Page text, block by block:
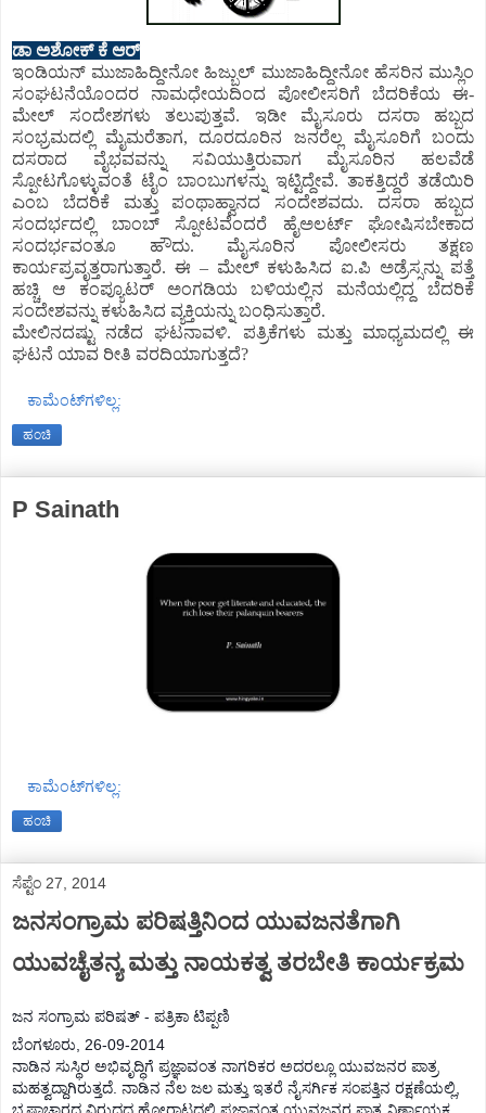
ಡಾ ಅಶೋಕ್ ಕೆ ಆರ್
ಇಂಡಿಯನ್ ಮುಜಾಹಿದ್ದೀನೋ ಹಿಜ್ಬುಲ್ ಮುಜಾಹಿದ್ದೀನೋ ಹೆಸರಿನ ಮುಸ್ಲಿಂ
ಸಂಘಟನೆಯೊಂದರ ನಾಮಧೇಯದಿಂದ ಪೋಲೀಸರಿಗೆ ಬೆದರಿಕೆಯ ಈ-
ಮೇಲ್ ಸಂದೇಶಗಳು ತಲುಪುತ್ತವೆ. ಇಡೀ ಮೈಸೂರು ದಸರಾ ಹಬ್ಬದ
ಸಂಭ್ರಮದಲ್ಲಿ ಮೈಮರೆತಾಗ, ದೂರದೂರಿನ ಜನರೆಲ್ಲ ಮೈಸೂರಿಗೆ ಬಂದು
ದಸರಾದ ವೈಭವವನ್ನು ಸವಿಯುತ್ತಿರುವಾಗ ಮೈಸೂರಿನ ಹಲವೆಡೆ
ಸ್ಪೋಟಗೊಳ್ಳುವಂತೆ ಟೈಂ ಬಾಂಬುಗಳನ್ನು ಇಟ್ಟಿದ್ದೇವೆ. ತಾಕತ್ತಿದ್ದರೆ ತಡೆಯಿರಿ
ಎಂಬ ಬೆದರಿಕೆ ಮತ್ತು ಪಂಥಾಹ್ವಾನದ ಸಂದೇಶವದು. ದಸರಾ ಹಬ್ಬದ
ಸಂದರ್ಭದಲ್ಲಿ ಬಾಂಬ್ ಸ್ಪೋಟವೆಂದರೆ ಹೈಅಲರ್ಟ್ ಘೋಷಿಸಬೇಕಾದ
ಸಂದರ್ಭವಂತೂ ಹೌದು. ಮೈಸೂರಿನ ಪೋಲೀಸರು ತಕ್ಷಣ
ಕಾರ್ಯಪ್ರವೃತ್ತರಾಗುತ್ತಾರೆ. ಈ – ಮೇಲ್ ಕಳುಹಿಸಿದ ಐ.ಪಿ ಅಡ್ರೆಸ್ಸನ್ನು ಪತ್ತೆ
ಹಚ್ಚಿ ಆ ಕಂಪ್ಯೂಟರ್ ಅಂಗಡಿಯ ಬಳಿಯಲ್ಲಿನ ಮನೆಯಲ್ಲಿದ್ದ ಬೆದರಿಕೆ
ಸಂದೇಶವನ್ನು ಕಳುಹಿಸಿದ ವ್ಯಕ್ತಿಯನ್ನು ಬಂಧಿಸುತ್ತಾರೆ.
ಮೇಲಿನದಷ್ಟು ನಡೆದ ಘಟನಾವಳಿ. ಪತ್ರಿಕೆಗಳು ಮತ್ತು ಮಾಧ್ಯಮದಲ್ಲಿ ಈ
ಘಟನೆ ಯಾವ ರೀತಿ ವರದಿಯಾಗುತ್ತದೆ?
ಕಾಮೆಂಟ್‌ಗಳಿಲ್ಲ:
ಹಂಚಿ
P Sainath
ಕಾಮೆಂಟ್‌ಗಳಿಲ್ಲ:
ಹಂಚಿ
ಸೆಪ್ಟೆಂ 27, 2014
ಜನಸಂಗ್ರಾಮ ಪರಿಷತ್ತಿನಿಂದ ಯುವಜನತೆಗಾಗಿ
ಯುವಚೈತನ್ಯ ಮತ್ತು ನಾಯಕತ್ವ ತರಬೇತಿ ಕಾರ್ಯಕ್ರಮ
ಜನ ಸಂಗ್ರಾಮ ಪರಿಷತ್ - ಪತ್ರಿಕಾ ಟಿಪ್ಪಣಿ
ಬೆಂಗಳೂರು, 26-09-2014
ನಾಡಿನ ಸುಸ್ಥಿರ ಅಭಿವೃದ್ಧಿಗೆ ಪ್ರಜ್ಞಾವಂತ ನಾಗರಿಕರ ಅದರಲ್ಲೂ ಯುವಜನರ ಪಾತ್ರ
ಮಹತ್ವದ್ದಾಗಿರುತ್ತದೆ. ನಾಡಿನ ನೆಲ ಜಲ ಮತ್ತು ಇತರೆ ನೈಸರ್ಗಿಕ ಸಂಪತ್ತಿನ ರಕ್ಷಣೆಯಲ್ಲಿ,
ಭ್ರಷ್ಟಾಚಾರದ ವಿರುದ್ಧದ ಹೋರಾಟದಲ್ಲಿ ಪ್ರಜ್ಞಾವಂತ ಯುವಜನರ ಪಾತ್ರ ನಿರ್ಣಾಯಕ